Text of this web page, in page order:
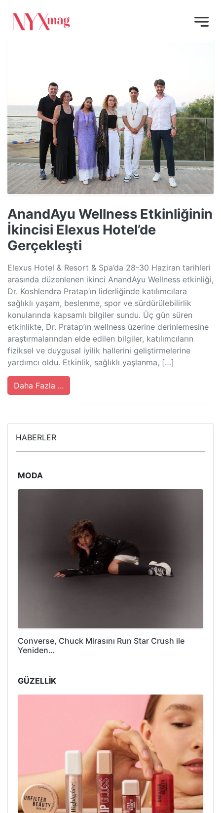
AnandAyu Wellness Etkinliğinin
İkincisi Elexus Hotel’de
Gerçekleşti
Elexus Hotel & Resort & Spa’da 28-30 Haziran tarihleri
arasında düzenlenen ikinci AnandAyu Wellness etkinliği,
Dr. Koshlendra Pratap’ın liderliğinde katılımcılara
sağlıklı yaşam, beslenme, spor ve sürdürülebilirlik
konularında kapsamlı bilgiler sundu. Üç gün süren
etkinlikte, Dr. Pratap’ın wellness üzerine derinlemesine
araştırmalarından elde edilen bilgiler, katılımcıların
fiziksel ve duygusal iyilik hallerini geliştirmelerine
yardımcı oldu. Etkinlik, sağlıklı yaşlanma, […]
Daha Fazla ...
HABERLER
MODA
Converse, Chuck Mirasını Run Star Crush ile
Yeniden…
GÜZELLİK